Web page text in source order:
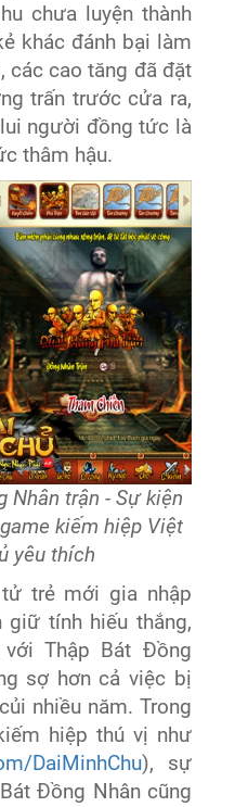
chưa luyện thành
khác đánh bại làm
các cao tăng đã đặt
trấn trước cửa ra,
người đồng tức là
thâm hậu.
Nhân trận - Sự kiện
kiếm hiệp Việt
yêu thích
trẻ mới gia nhập
giữ tính hiếu thắng,
Thập Bát Đồng
sợ hơn cả việc bị
nhiều năm. Trong
hiệp thú vị như
DaiMinhChu), sự
Đồng Nhân cũng